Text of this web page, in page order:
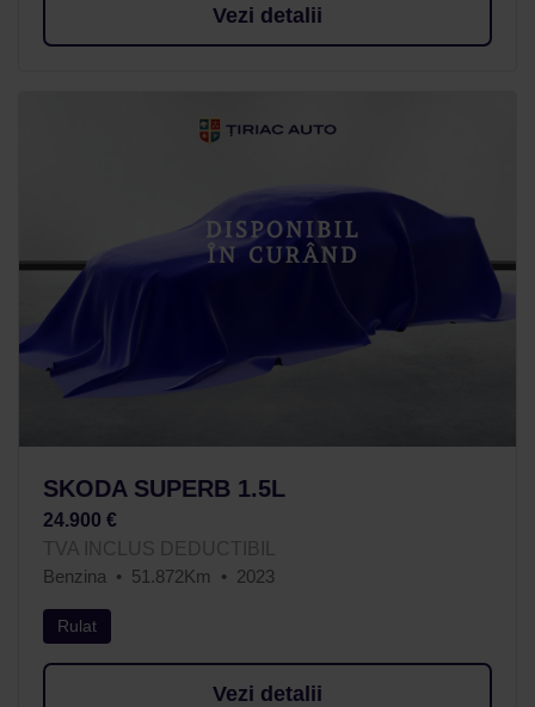
Vezi detalii
SKODA SUPERB 1.5L
24.900 €
TVA INCLUS DEDUCTIBIL
Benzina
51.872Km 2023
Rulat
Vezi detalii